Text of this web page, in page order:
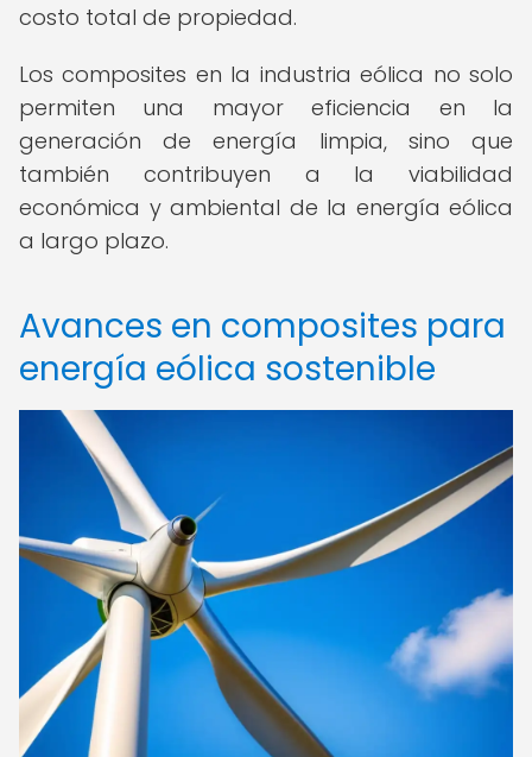
costo total de propiedad.
Los composites en la industria eólica no solo
permiten una mayor eficiencia en la
generación de energía limpia, sino que
también contribuyen a la viabilidad
económica y ambiental de la energía eólica
a largo plazo.
Avances en composites para
energía eólica sostenible